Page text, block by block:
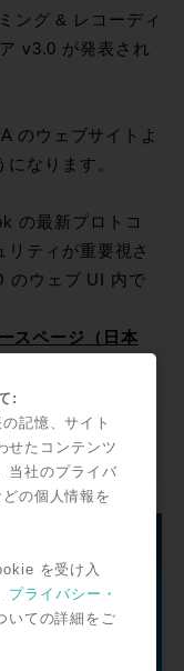
ング & レコーディ
v3.0 が発表され
のウェブサイトよ
なります。
の最新プロトコ
リティが重要視さ
のウェブ UI 内で
スページ（日本
析を実現する
:
記憶、サイト
せたコンテンツ
当社のプライバ
の個人情報を
を受け入
プライバシー・
いての詳細をご